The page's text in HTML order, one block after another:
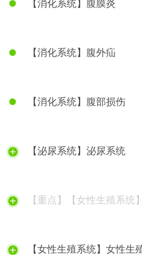
【消化系统】腹膜炎
【消化系统】腹外疝
【消化系统】腹部损伤
【泌尿系统】泌尿系统
【重点】【女性生殖系统
【女性生殖系统】女性生